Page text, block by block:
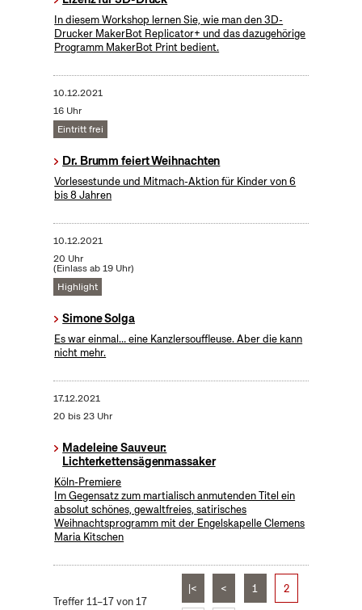
In diesem Workshop lernen Sie, wie man den 3D-
Drucker MakerBot Replicator+ und das dazugehörige
Programm MakerBot Print bedient.
10.12.2021
16 Uhr
Eintritt frei
Dr. Brumm feiert Weihnachten
Vorlesestunde und Mitmach-Aktion für Kinder von 6
bis 8 Jahren
10.12.2021
20 Uhr
(Einlass ab 19 Uhr)
Highlight
Simone Solga
Es war einmal… eine Kanzlersouffleuse. Aber die kann
nicht mehr.
17.12.2021
20 bis 23 Uhr
Madeleine Sauveur:
Lichterkettensägenmassaker
Köln-Premiere
Im Gegensatz zum martialisch anmutenden Titel ein
absolut schönes, gewaltfreies, satirisches
Weihnachtsprogramm mit der Engelskapelle Clemens
Maria Kitschen
Treffer 11–17 von 17
|< < 1 2